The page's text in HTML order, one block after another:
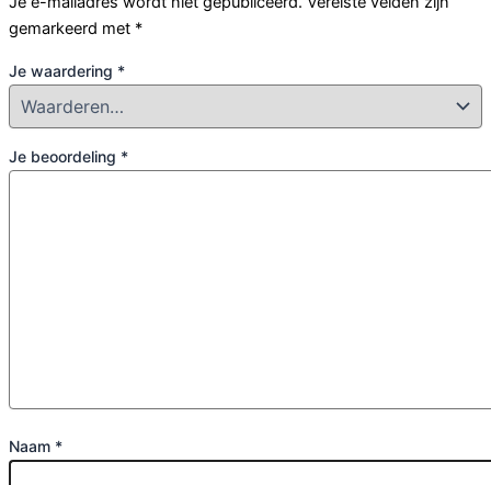
gemarkeerd met *
Je waardering *
Je beoordeling *
Naam *